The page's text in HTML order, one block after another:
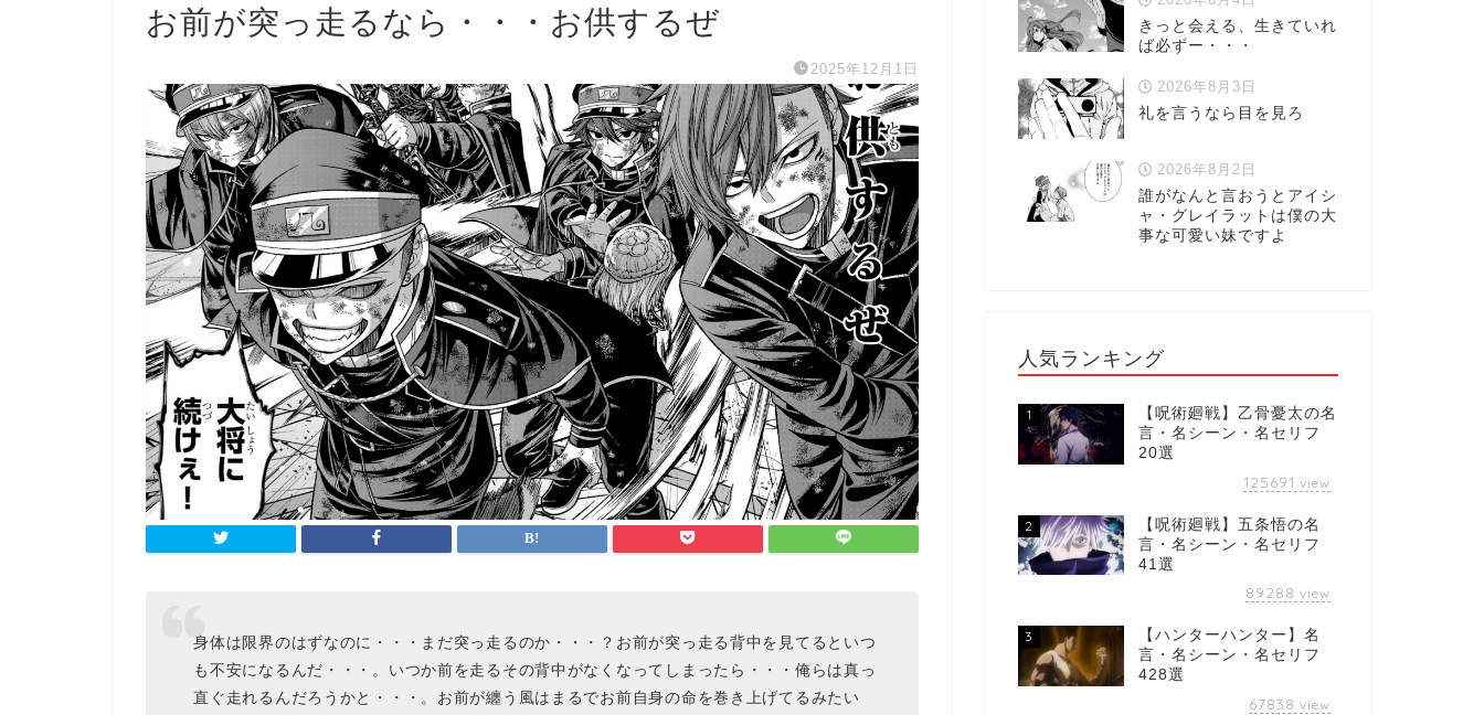
お前が突っ走るなら・・・お供するぜ
2025年12月1日
身体は限界のはずなのに・・・まだ突っ走るのか・・・？お前が突っ走る背中を見てるといつ
も不安になるんだ・・・。いつか前を走るその背中がなくなってしまったら・・・俺らは真っ
直ぐ走れるんだろうかと・・・。お前が纏う風はまるでお前自身の命を巻き上げてるみたい
きっと会える、生きていれ
ば必ずー・・・
2026年8月3日
礼を言うなら目を見ろ
2026年8月2日
誰がなんと言おうとアイシ
ャ・グレイラットは僕の大
事な可愛い妹ですよ
人気ランキング
1
【呪術廻戦】乙骨憂太の名
言・名シーン・名セリフ
20選
125691 view
2
【呪術廻戦】五条悟の名
言・名シーン・名セリフ
41選
89288 view
3
【ハンターハンター】名
言・名シーン・名セリフ
428選
67838 view